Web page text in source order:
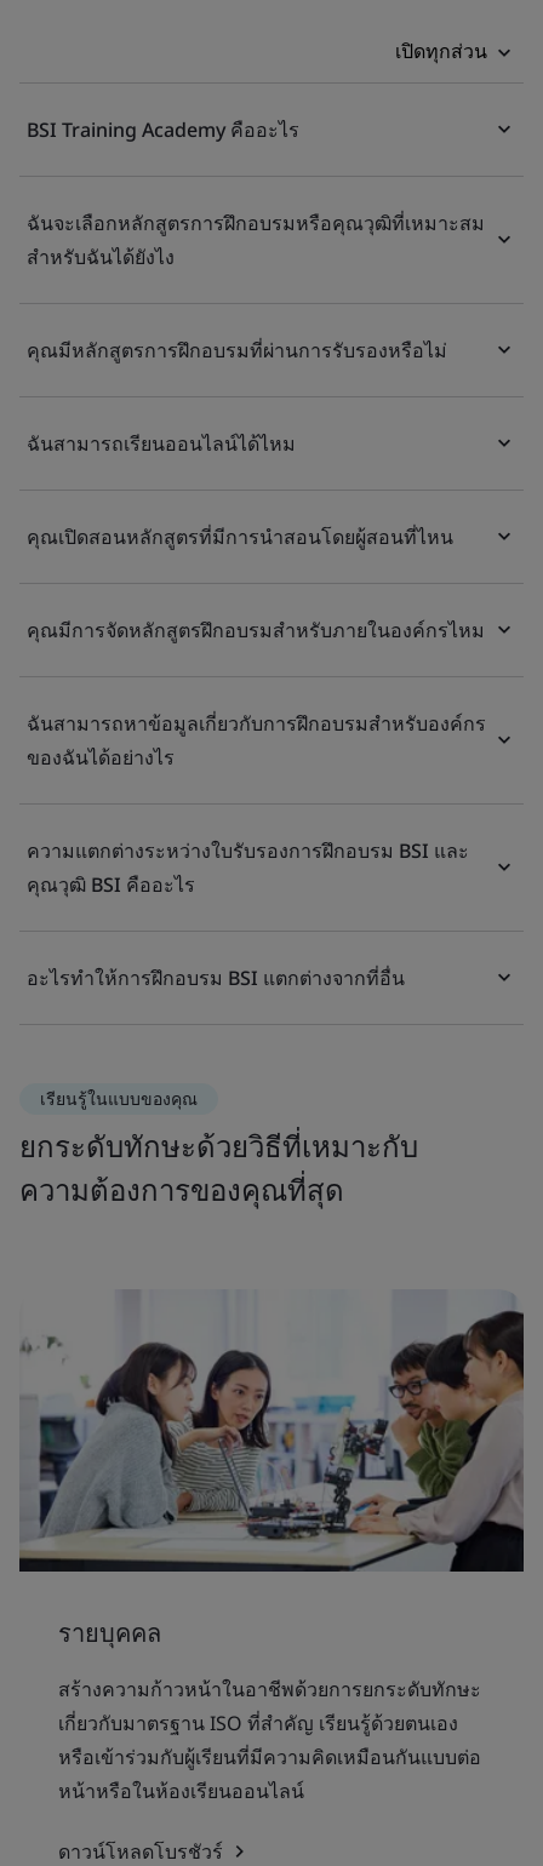
เปิดทุกส่วน
BSI Training Academy คืออะไร
ฉันจะเลือกหลักสูตรการฝึกอบรมหรือคุณวุฒิที่เหมาะสม
สำหรับฉันได้ยังไง
คุณมีหลักสูตรการฝึกอบรมที่ผ่านการรับรองหรือไม่
ฉันสามารถเรียนออนไลน์ได้ไหม
คุณเปิดสอนหลักสูตรที่มีการนำสอนโดยผู้สอนที่ไหน
คุณมีการจัดหลักสูตรฝึกอบรมสำหรับภายในองค์กรไหม
ฉันสามารถหาข้อมูลเกี่ยวกับการฝึกอบรมสำหรับองค์กร
ของฉันได้อย่างไร
ความแตกต่างระหว่างใบรับรองการฝึกอบรม BSI และ
คุณวุฒิ BSI คืออะไร
อะไรทำให้การฝึกอบรม BSI แตกต่างจากที่อื่น
เรียนรู้ในแบบของคุณ
ยกระดับทักษะด้วยวิธีที่เหมาะกับ
ความต้องการของคุณที่สุด
รายบุคคล
สร้างความก้าวหน้าในอาชีพด้วยการยกระดับทักษะ
เกี่ยวกับมาตรฐาน ISO ที่สำคัญ เรียนรู้ด้วยตนเอง
หรือเข้าร่วมกับผู้เรียนที่มีความคิดเหมือนกันแบบต่อ
หน้าหรือในห้องเรียนออนไลน์
ดาวน์โหลดโบรชัวร์